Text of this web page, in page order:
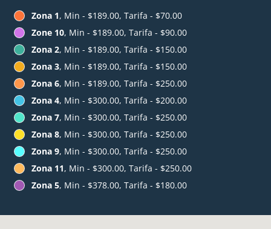
Zona 1, Min - $189.00, Tarifa - $70.00
Zone 10, Min - $189.00, Tarifa - $90.00
Zona 2, Min - $189.00, Tarifa - $150.00
Zona 3, Min - $189.00, Tarifa - $150.00
Zona 6, Min - $189.00, Tarifa - $250.00
Zona 4, Min - $300.00, Tarifa - $200.00
Zona 7, Min - $300.00, Tarifa - $250.00
Zona 8, Min - $300.00, Tarifa - $250.00
Zona 9, Min - $300.00, Tarifa - $250.00
Zona 11, Min - $300.00, Tarifa - $250.00
Zona 5, Min - $378.00, Tarifa - $180.00